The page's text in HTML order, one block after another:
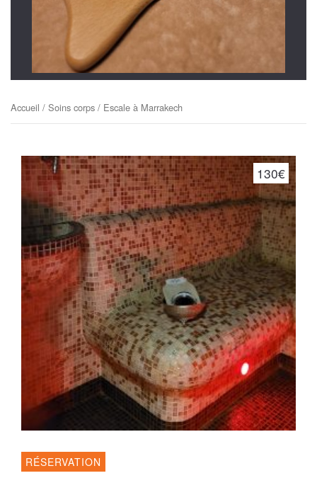
Accueil / Soins corps / Escale à Marrakech
130€
RÉSERVATION